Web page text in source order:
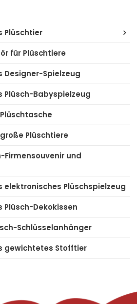
Plüschtier
für Plüschtiere
Designer-Spielzeug
Plüsch-Babyspielzeug
Plüschtiere
Firmensouvenir und
elektronisches Plüschspielzeug
Dekokissen
Schlüsselanhänger
gewichtetes Stofftier